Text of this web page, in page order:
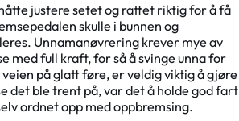
justere setet og rattet riktig for å få
skulle i bunnen og
Unnamanøvrering krever mye av
med full kraft, for så å svinge unna for
på glatt føre, er veldig viktig å gjøre
det ble trent på, var det å holde god fart
ordnet opp med oppbremsing.